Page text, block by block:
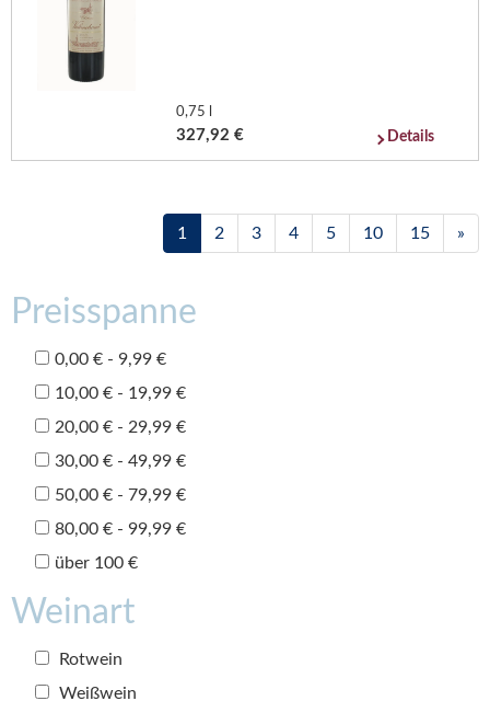
0,75 l
327,92 € Details
1 2 3 4 5 10 15 »
Preisspanne
0,00 € - 9,99 €
10,00 € - 19,99 €
20,00 € - 29,99 €
30,00 € - 49,99 €
50,00 € - 79,99 €
80,00 € - 99,99 €
über 100 €
Weinart
Rotwein
Weißwein